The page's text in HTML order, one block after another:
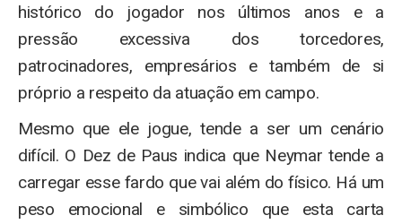
histórico do jogador nos últimos anos e a
pressão excessiva dos torcedores,
patrocinadores, empresários e também de si
próprio a respeito da atuação em campo.
Mesmo que ele jogue, tende a ser um cenário
difícil. O Dez de Paus indica que Neymar tende a
carregar esse fardo que vai além do físico. Há um
peso emocional e simbólico que esta carta